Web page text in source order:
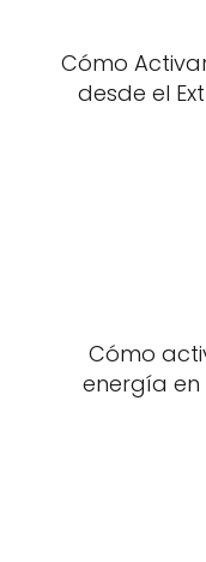
Cómo
desde el
Cómo
energía en